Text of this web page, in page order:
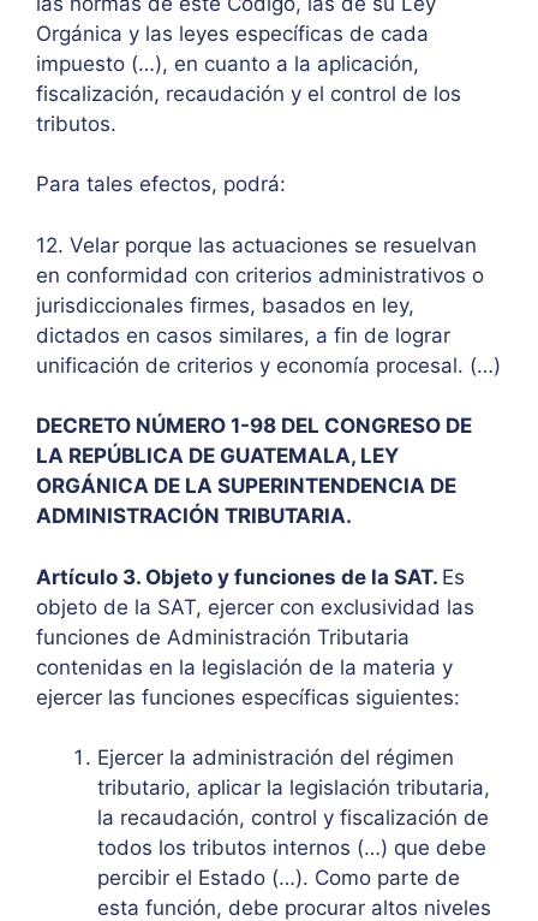
Orgánica y las leyes específicas de cada
impuesto (…), en cuanto a la aplicación,
fiscalización, recaudación y el control de los
tributos.
Para tales efectos, podrá:
12. Velar porque las actuaciones se resuelvan
en conformidad con criterios administrativos o
jurisdiccionales firmes, basados en ley,
dictados en casos similares, a fin de lograr
unificación de criterios y economía procesal. (…)
DECRETO NÚMERO 1-98 DEL CONGRESO DE
LA REPÚBLICA DE GUATEMALA, LEY
ORGÁNICA DE LA SUPERINTENDENCIA DE
ADMINISTRACIÓN TRIBUTARIA.
Artículo 3. Objeto y funciones de la SAT. Es
objeto de la SAT, ejercer con exclusividad las
funciones de Administración Tributaria
contenidas en la legislación de la materia y
ejercer las funciones específicas siguientes:
Ejercer la administración del régimen
tributario, aplicar la legislación tributaria,
la recaudación, control y fiscalización de
todos los tributos internos (…) que debe
percibir el Estado (…). Como parte de
esta función, debe procurar altos niveles